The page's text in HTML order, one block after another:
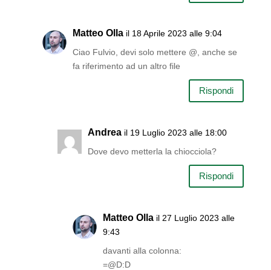
Matteo Olla il 18 Aprile 2023 alle 9:04
Ciao Fulvio, devi solo mettere @, anche se
fa riferimento ad un altro file
Rispondi
Andrea il 19 Luglio 2023 alle 18:00
Dove devo metterla la chiocciola?
Rispondi
Matteo Olla il 27 Luglio 2023 alle
9:43
davanti alla colonna:
=@D:D